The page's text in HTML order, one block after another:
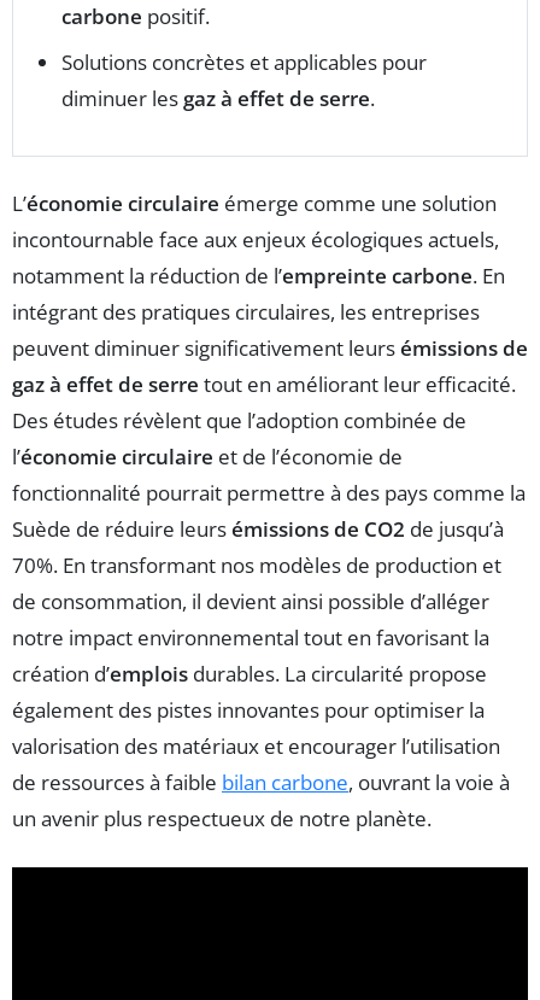
carbone positif.
Solutions concrètes et applicables pour
diminuer les gaz à effet de serre.
L’économie circulaire émerge comme une solution
incontournable face aux enjeux écologiques actuels,
notamment la réduction de l’empreinte carbone. En
intégrant des pratiques circulaires, les entreprises
peuvent diminuer significativement leursémissions de
gaz à effet de serre tout en améliorant leur efficacité.
Des études révèlent que l’adoption combinée de
l’économie circulaire et de l’économie de
fonctionnalité pourrait permettre à des pays comme la
Suède de réduire leursémissions de CO2 de jusqu’à
70%. En transformant nos modèles de production et
de consommation, il devient ainsi possible d’alléger
notre impact environnemental tout en favorisant la
création d’emplois durables. La circularité propose
également des pistes innovantes pour optimiser la
valorisation des matériaux et encourager l’utilisation
de ressources à faible bilan carbone, ouvrant la voie à
un avenir plus respectueux de notre planète.